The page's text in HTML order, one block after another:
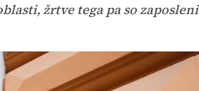
žrtve tega pa so zaposleni